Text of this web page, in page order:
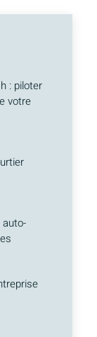
: piloter
votre
auto-